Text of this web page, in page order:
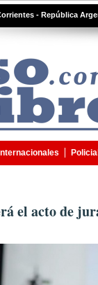
- República
Internacionales
el acto de